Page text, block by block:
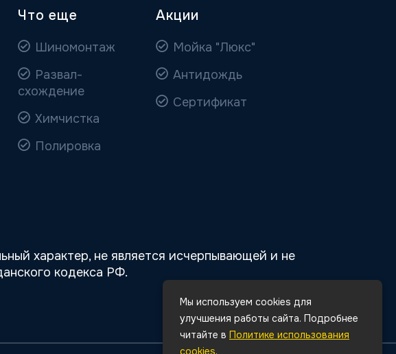
Что еще
Шиномонтаж
Развал-
схождение
Химчистка
Полировка
Акции
Мойка "Люкс"
Антидождь
Сертификат
характер, не является исчерпывающей и не
кодекса РФ.
Мы используем cookies для
улучшения работы сайта. Подробнее
читайте в Политике использования
cookies.